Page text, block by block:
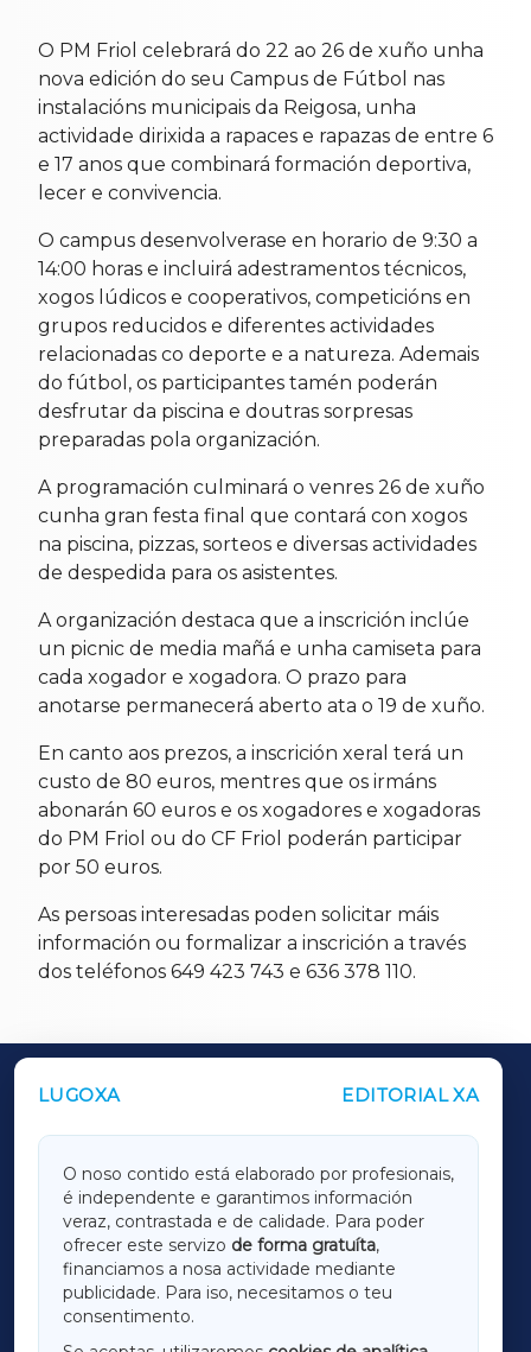
O PM Friol celebrará do 22 ao 26 de xuño unha
nova edición do seu Campus de Fútbol nas
instalacións municipais da Reigosa, unha
actividade dirixida a rapaces e rapazas de entre 6
e 17 anos que combinará formación deportiva,
lecer e convivencia.
O campus desenvolverase en horario de 9:30 a
14:00 horas e incluirá adestramentos técnicos,
xogos lúdicos e cooperativos, competicións en
grupos reducidos e diferentes actividades
relacionadas co deporte e a natureza. Ademais
do fútbol, os participantes tamén poderán
desfrutar da piscina e doutras sorpresas
preparadas pola organización.
A programación culminará o venres 26 de xuño
cunha gran festa final que contará con xogos
na piscina, pizzas, sorteos e diversas actividades
de despedida para os asistentes.
A organización destaca que a inscrición inclúe
un picnic de media mañá e unha camiseta para
cada xogador e xogadora. O prazo para
anotarse permanecerá aberto ata o 19 de xuño.
En canto aos prezos, a inscrición xeral terá un
custo de 80 euros, mentres que os irmáns
abonarán 60 euros e os xogadores e xogadoras
do PM Friol ou do CF Friol poderán participar
por 50 euros.
As persoas interesadas poden solicitar máis
información ou formalizar a inscrición a través
dos teléfonos 649 423 743 e 636 378 110.
LUGOXA EDITORIAL XA
O noso contido está elaborado por profesionais,
é independente e garantimos información
veraz, contrastada e de calidade. Para poder
ofrecer este servizo de forma gratuíta,
financiamos a nosa actividade mediante
publicidade. Para iso, necesitamos o teu
consentimento.
OUTROS PERIÓDICOS
LUGOXA
TERRACHAXA